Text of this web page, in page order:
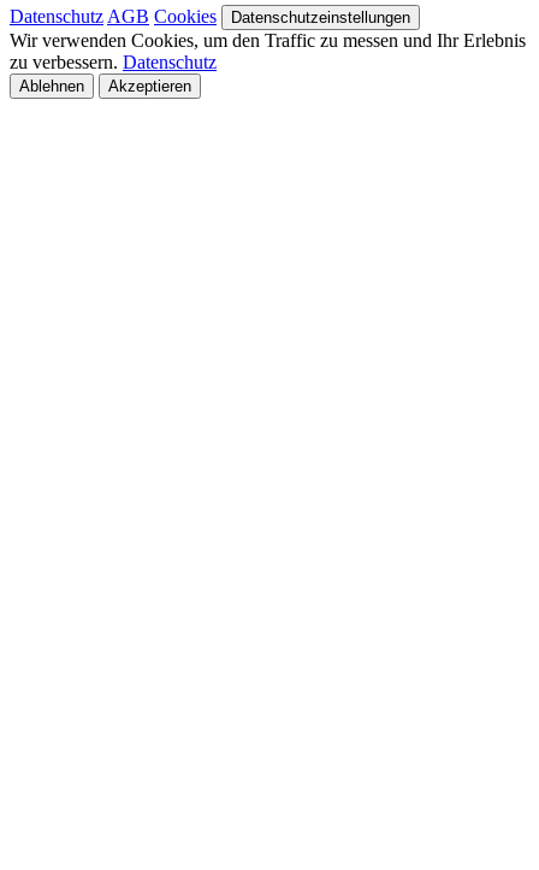
Datenschutz AGB Cookies Datenschutzeinstellungen
Wir verwenden Cookies, um den Traffic zu messen und Ihr Erlebnis
zu verbessern. Datenschutz
Ablehnen Akzeptieren